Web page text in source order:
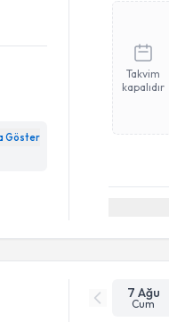
Göster
Takvim
kapalıdır
7 Ağu
Cum